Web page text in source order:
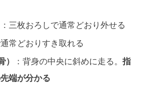
：三枚おろしで通常どおり外せる
通常どおりすき取れる
）
：背身の中央に斜めに走る。指
端が分かる